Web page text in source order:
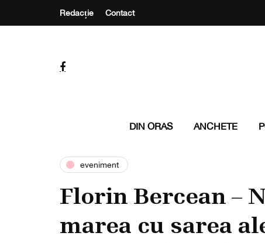
Redacție Contact
DIN ORAS ANCHETE
eveniment
Florin Bercean –
marea cu sarea